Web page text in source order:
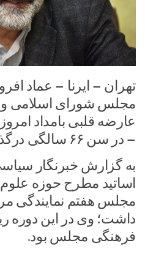
تهران – ایرنا – عماد
مجلس شورای اسلامی و
– در سن ۶۶ سالگی درگذشت.
به گزارش خبرنگار
اساتید مطرح حوزه علوم
مجلس هفتم نمایندگی
داشت؛ وی در این دوره
فرهنگی مجلس بود.